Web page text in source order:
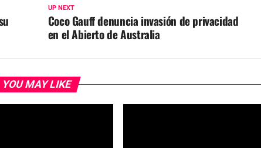
UP NEXT
Coco Gauff denuncia invasión de privacidad
en el Abierto de Australia
YOU MAY LIKE